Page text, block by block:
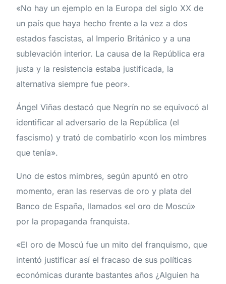
«No hay un ejemplo en la Europa del siglo XX de
un país que haya hecho frente a la vez a dos
estados fascistas, al Imperio Británico y a una
sublevación interior. La causa de la República era
justa y la resistencia estaba justificada, la
alternativa siempre fue peor».
Ángel Viñas destacó que Negrín no se equivocó al
identificar al adversario de la República (el
fascismo) y trató de combatirlo «con los mimbres
que tenía».
Uno de estos mimbres, según apuntó en otro
momento, eran las reservas de oro y plata del
Banco de España, llamados «el oro de Moscú»
por la propaganda franquista.
«El oro de Moscú fue un mito del franquismo, que
intentó justificar así el fracaso de sus políticas
económicas durante bastantes años ¿Alguien ha